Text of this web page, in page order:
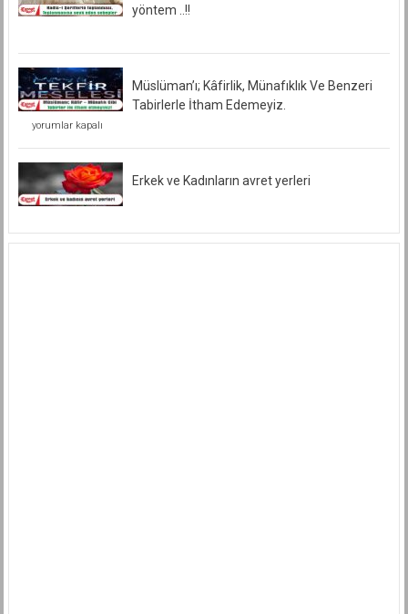
yöntem ..!!
Müslüman’ı; Kâfirlik, Münafıklık Ve Benzeri
Tabirlerle İtham Edemeyiz.
Müslüman’ı;
Münafıklık
Ve
Benzeri
Tabirlerle
İtham
yorumlar kapalı
Erkek ve Kadınların avret yerleri